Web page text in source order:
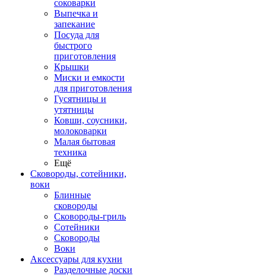
соковарки
Выпечка и
запекание
Посуда для
быстрого
приготовления
Крышки
Миски и емкости
для приготовления
Гусятницы и
утятницы
Ковши, соусники,
молоковарки
Малая бытовая
техника
Ещё
Сковороды, сотейники,
воки
Блинные
сковороды
Сковороды-гриль
Сотейники
Сковороды
Воки
Аксессуары для кухни
Разделочные доски